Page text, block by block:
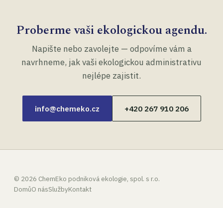
Proberme vaši ekologickou agendu.
Napište nebo zavolejte — odpovíme vám a
navrhneme, jak vaši ekologickou administrativu
nejlépe zajistit.
info@chemeko.cz +420 267 910 206
© 2026 ChemEko podniková ekologie, spol. s r.o.
DomůO násSlužbyKontakt